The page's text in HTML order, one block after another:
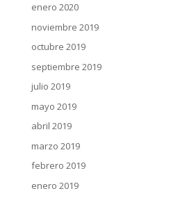
enero 2020
noviembre 2019
octubre 2019
septiembre 2019
julio 2019
mayo 2019
abril 2019
marzo 2019
febrero 2019
enero 2019